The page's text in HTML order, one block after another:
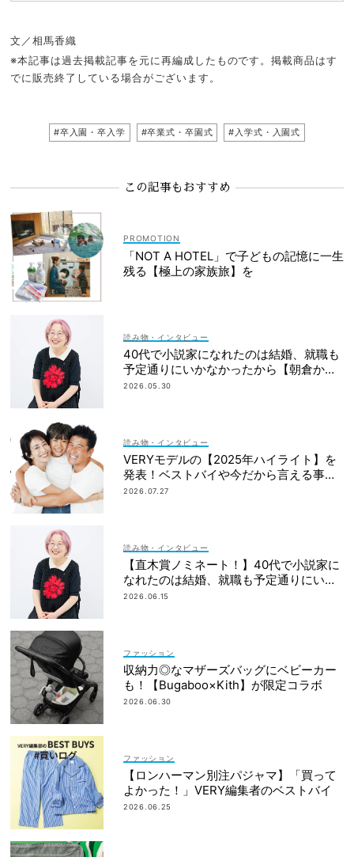
文／相馬香織
※本記事は過去掲載記事を元に再編成したものです。掲載商品はす
でに販売終了している場合がございます。
#卒入園・卒入学 #卒業式・卒園式 #入学式・入園式
この記事もおすすめ
「NOT A HOTEL」で子どもの記憶に一生
残る【極上の家族旅】を
読み物・インタビュー
40代で小説家になれたのは結婚、就職も
予定通りにいかなかったから【朝倉かす
みさん】
2026.05.30
読み物・インタビュー
VERYモデルの【2025年ハイライト】を
発表！ベストバイや今だから言える事件
簿も大公開
2026.07.27
読み物・インタビュー
【直木賞ノミネート！】40代で小説家に
なれたのは結婚、就職も予定通りにいか
なかったから｜朝倉かすみさん
2026.06.15
ファッション
収納力◎なマザーズバッグにベビーカー
も！【Bugaboo×Kith】が限定コラボ
2026.06.30
ファッション
【ロンハーマン別注パジャマ】「買って
よかった！」VERY編集者のベストバイ
2026.06.25